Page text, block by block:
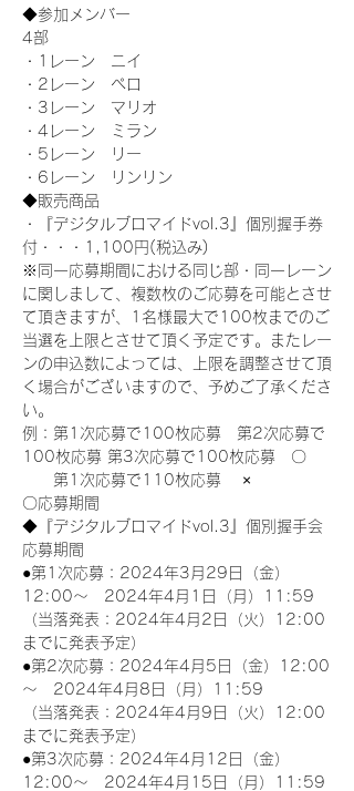
◆参加メンバー
4部
・1レーン　ニイ
・2レーン　ペロ
・3レーン　マリオ
・4レーン　ミラン
・5レーン　リー
・6レーン　リンリン
◆販売商品
・『デジタルブロマイドvol.3』個別握手券
付・・・1,100円(税込み)
※同一応募期間における同じ部・同一レーン
に関しまして、複数枚のご応募を可能とさせ
て頂きますが、1名様最大で100枚までのご
当選を上限とさせて頂く予定です。またレー
ンの申込数によっては、上限を調整させて頂
く場合がございますので、予めご了承くださ
い。
例：第1次応募で100枚応募　第2次応募で
100枚応募 第3次応募で100枚応募　〇
第1次応募で110枚応募　 ×
〇応募期間
◆『デジタルブロマイドvol.3』個別握手会
応募期間
●第1次応募：2024年3月29日（金）
12:00～　2024年4月1日（月）11:59
（当落発表：2024年4月2日（火）12:00
までに発表予定）
●第2次応募：2024年4月5日（金）12:00
～　2024年4月8日（月）11:59
（当落発表：2024年4月9日（火）12:00
までに発表予定）
●第3次応募：2024年4月12日（金）
12:00～　2024年4月15日（月）11:59